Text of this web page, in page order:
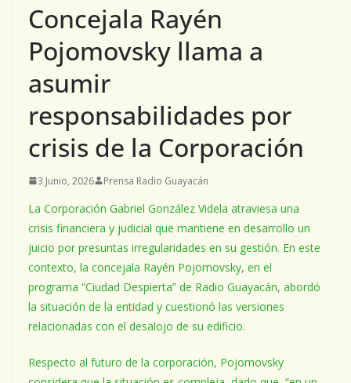
Concejala Rayén
Pojomovsky llama a
asumir
responsabilidades por
crisis de la Corporación
3 Junio, 2026 Prensa Radio Guayacán
La Corporación Gabriel González Videla atraviesa una
crisis financiera y judicial que mantiene en desarrollo un
juicio por presuntas irregularidades en su gestión. En este
contexto, la concejala Rayén Pojomovsky, en el
programa “Ciudad Despierta” de Radio Guayacán, abordó
la situación de la entidad y cuestionó las versiones
relacionadas con el desalojo de su edificio.
Respecto al futuro de la corporación, Pojomovsky